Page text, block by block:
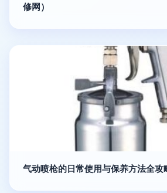
修网）
气动喷枪的日常使用与保养方法全攻